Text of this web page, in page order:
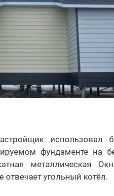
использовал
фундаменте на
металлическая
угольный котёл.